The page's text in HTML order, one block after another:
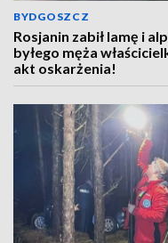
BYDGOSZCZ
Rosjanin zabił lamę i
byłego męża
akt oskarżenia!